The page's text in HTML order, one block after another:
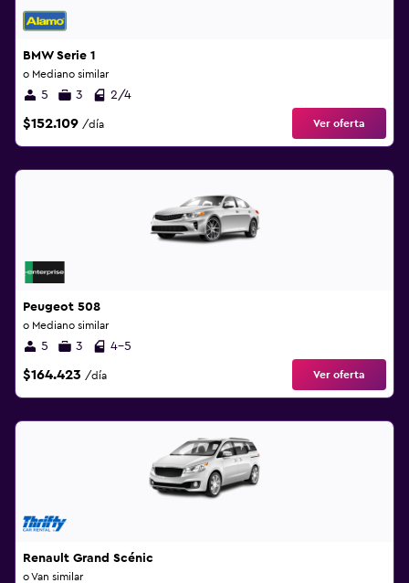
BMW Serie 1
o Mediano similar
5 3 2/4
$152.109 /día Ver oferta
Peugeot 508
o Mediano similar
5 3 4-5
$164.423 /día Ver oferta
Renault Grand Scénic
o Van similar